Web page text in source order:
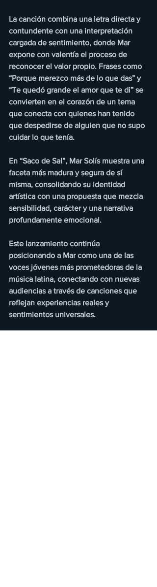
La canción combina una letra directa y
contundente con una interpretación
cargada de sentimiento, donde Mar
expone con valentía el proceso de
reconocer el valor propio. Frases como
“Porque merezco más de lo que das” y
“Te quedó grande el amor que te di” se
convierten en el corazón de un tema
que conecta con quienes han tenido
que despedirse de alguien que no supo
cuidar lo que tenía.
En “Saco de Sal”, Mar Solís muestra una
faceta más madura y segura de sí
misma, consolidando su identidad
artística con una propuesta que mezcla
sensibilidad, carácter y una narrativa
profundamente emocional.
Este lanzamiento continúa
posicionando a Mar como una de las
voces jóvenes más prometedoras de la
música latina, conectando con nuevas
audiencias a través de canciones que
reflejan experiencias reales y
sentimientos universales.